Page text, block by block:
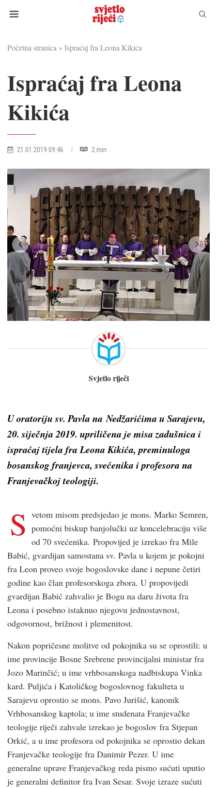
Početna stranica » Ispraćaj fra Leona Kikića
Ispraćaj fra Leona
Kikića
21.01.2019 09:46 2 min
Svjetlo riječi
U oratoriju sv. Pavla na Nedžarićima u Sarajevu,
20. siječnja 2019. upriličena je misa zadušnica i
ispraćaj tijela fra Leona Kikića, preminuloga
bosanskog franjevca, svećenika i profesora na
Franjevačkoj teologiji.
S vetom misom predsjedao je mons. Marko Semren,
pomoćni biskup banjolučki uz koncelebraciju više
od 70 svećenika. Propovijed je izrekao fra Mile
Babić, gvardijan samostana sv. Pavla u kojem je pokojni
fra Leon proveo svoje bogoslovske dane i nepune četiri
godine kao član profesorskoga zbora. U propovijedi
gvardijan Babić zahvalio je Bogu na daru života fra
Leona i posebno istaknuo njegovu jednostavnost,
odgovornost, brižnost i plemenitost.
Nakon popričesne molitve od pokojnika su se oprostili: u
ime provincije Bosne Srebrene provincijalni ministar fra
Jozo Marinčić; u ime vrhbosanskoga nadbiskupa Vinka
kard. Puljića i Katoličkog bogoslovnog fakulteta u
Sarajevu oprostio se mons. Pavo Jurišić, kanonik
Vrhbosanskog kaptola; u ime studenata Franjevačke
teologije riječi zahvale izrekao je bogoslov fra Stjepan
Orkić, a u ime profesora od pokojnika se oprostio dekan
Franjevačke teologije fra Danimir Pezer. U ime
generalne uprave Franjevačkog reda pismo sućuti uputio
je generalni definitor fra Ivan Sesar. Svoje izraze sućuti